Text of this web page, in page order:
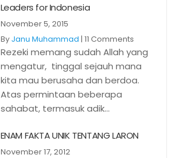
Leaders for Indonesia
November 5, 2015
By Janu Muhammad | 11 Comments
Rezeki memang sudah Allah yang
mengatur, tinggal sejauh mana
kita mau berusaha dan berdoa.
Atas permintaan beberapa
sahabat, termasuk adik...
ENAM FAKTA UNIK TENTANG LARON
November 17, 2012